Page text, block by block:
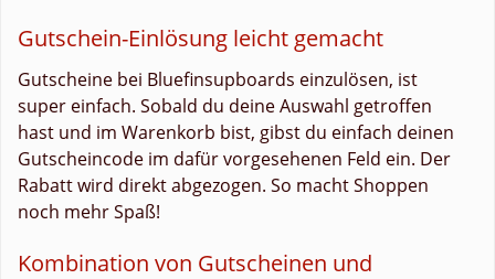
Gutschein-Einlösung leicht gemacht
Gutscheine bei Bluefinsupboards einzulösen, ist
super einfach. Sobald du deine Auswahl getroffen
hast und im Warenkorb bist, gibst du einfach deinen
Gutscheincode im dafür vorgesehenen Feld ein. Der
Rabatt wird direkt abgezogen. So macht Shoppen
noch mehr Spaß!
Kombination von Gutscheinen und